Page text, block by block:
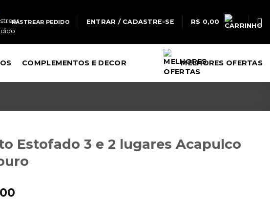
RASTREAR PEDIDO ENTRAR / CADASTRE-SE R$ 0,00
COMPLEMENTOS E DECOR MELHORES OFERTAS
Estofado 3 e 2 lugares Acapulco